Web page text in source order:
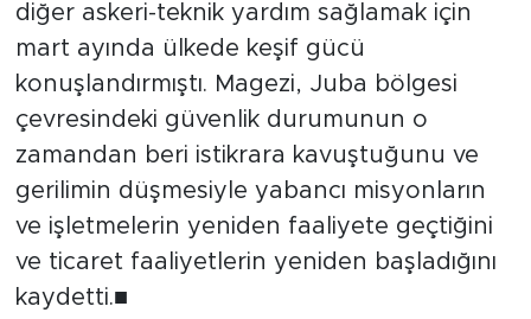
diğer askeri-teknik yardım sağlamak için
mart ayında ülkede keşif gücü
konuşlandırmıştı. Magezi, Juba bölgesi
çevresindeki güvenlik durumunun o
zamandan beri istikrara kavuştuğunu ve
gerilimin düşmesiyle yabancı misyonların
ve işletmelerin yeniden faaliyete geçtiğini
ve ticaret faaliyetlerin yeniden başladığını
kaydetti.■